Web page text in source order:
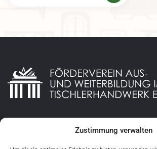
Zustimmung verwalten
a
s
n
a
Datenschutzerklaerung
Impressum